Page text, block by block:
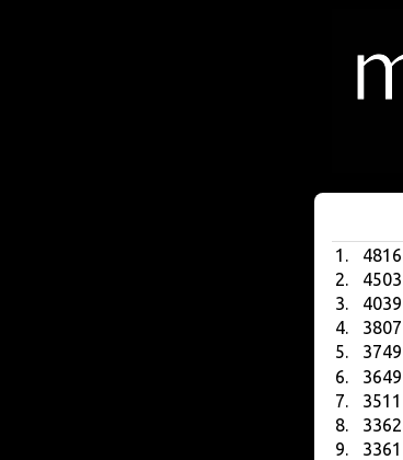
1. 4816
2.
4503
3.
4039
4.
3807
5.
3749
6.
3649
7.
3511
8.
3362
9.
3361